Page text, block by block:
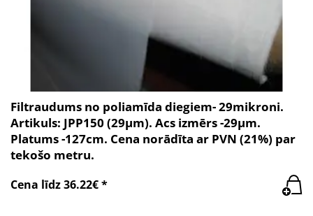
Filtraudums no poliamīda diegiem- 29mikroni.
Artikuls: JPP150 (29µm). Acs izmērs -29µm.
Platums -127cm. Cena norādīta ar PVN (21%) par
tekošo metru.
Cena līdz 36.22€ *